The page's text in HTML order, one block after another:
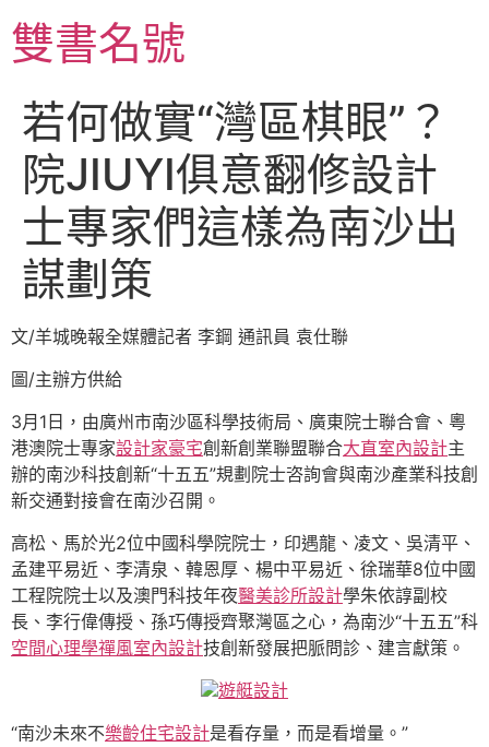
至
主雙書名號
若何做實“灣區棋眼”？
院JIUYI俱意翻修設計
士專家們這樣為南沙出
謀劃策
文/羊城晚報全媒體記者 李鋼 通訊員 袁仕聯
圖/主辦方供給
3月1日，由廣州市南沙區科學技術局、廣東院士聯合會、粵
港澳院士專家設計家豪宅創新創業聯盟聯合大直室內設計主
辦的南沙科技創新“十五五”規劃院士咨詢會與南沙產業科技創
新交通對接會在南沙召開。
高松、馬於光2位中國科學院院士，印遇龍、凌文、吳清平、
孟建平易近、李清泉、韓恩厚、楊中平易近、徐瑞華8位中國
工程院院士以及澳門科技年夜醫美診所設計學朱依諄副校
長、李行偉傳授、孫巧傳授齊聚灣區之心，為南沙“十五五”科
空間心理學禪風室內設計技創新發展把脈問診、建言獻策。
遊艇設計
“南沙未來不樂齡住宅設計是看存量，而是看增量。”